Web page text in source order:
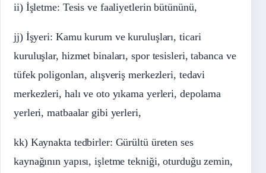
ii) İşletme: Tesis ve faaliyetlerin bütününü,
jj) İşyeri: Kamu kurum ve kuruluşları, ticari
kuruluşlar, hizmet binaları, spor tesisleri, tabanca ve
tüfek poligonları, alışveriş merkezleri, tedavi
merkezleri, halı ve oto yıkama yerleri, depolama
yerleri, matbaalar gibi yerleri,
kk) Kaynakta tedbirler: Gürültü üreten ses
kaynağının yapısı, işletme tekniği, oturduğu zemin,